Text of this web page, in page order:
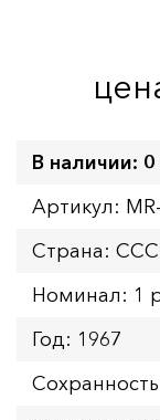
В наличии:
Артикул:
Страна:
Номинал: 1
Год: 1967